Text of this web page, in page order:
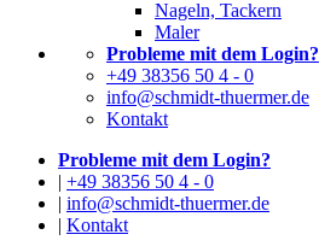
Nageln, Tackern
Maler
Probleme mit dem Login?
+49 38356 50 4 - 0
info@schmidt-thuermer.de
Kontakt
Probleme mit dem Login?
| +49 38356 50 4 - 0
| info@schmidt-thuermer.de
| Kontakt